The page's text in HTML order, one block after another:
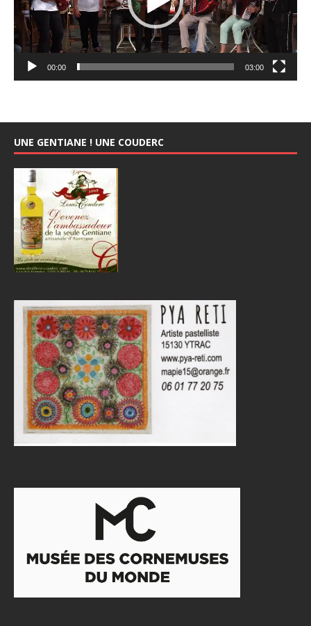
00:00 03:00
UNE GENTIANE ! UNE COUDERC